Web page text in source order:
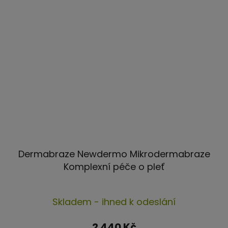
Dermabraze Newdermo Mikrodermabraze
Komplexní péče o pleť
Skladem - ihned k odeslání